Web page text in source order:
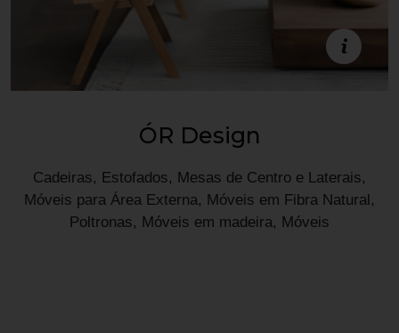
Estande D12
ÓR Design
Cadeiras, Estofados, Mesas de Centro e Laterais,
Móveis para Área Externa, Móveis em Fibra Natural,
Poltronas, Móveis em madeira, Móveis